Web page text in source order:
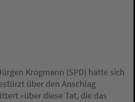
Krogmann (SPD) hatte sich
über den Anschlag
«über diese Tat, die das